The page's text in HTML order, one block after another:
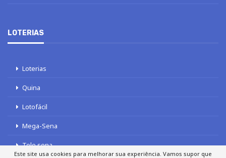
LOTERIAS
Loterias
Quina
Lotofácil
Mega-Sena
Tele sena
Este site usa cookies para melhorar sua experiência. Vamos supor que